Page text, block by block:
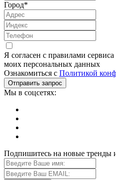
Город*
Я согласен с правилами
моих персональных данных
Ознакомиться с Политикой
Мы в соцсетях:
Подпишитесь на новые тренды